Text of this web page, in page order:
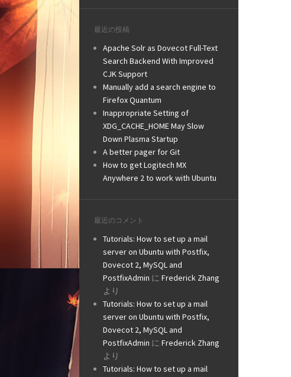
最近の投稿
Apache Solr as Dovecot Full-Text
Search Backend With Improved
CJK Support
Manually add a search engine to
Firefox Quantum
Inappropriate Setting of
XDG_CACHE_HOME May Slow
Down Plasma Startup
A better pager for Git
How to get Logitech MX
Anywhere 2 to work with Ubuntu
最近のコメント
Tutorials: How to set up a mail
server on Ubuntu with Postfix,
Dovecot 2, MySQL and
PostfixAdmin にFrederick Zhang
より
Tutorials: How to set up a mail
server on Ubuntu with Postfix,
Dovecot 2, MySQL and
PostfixAdmin にFrederick Zhang
より
Tutorials: How to set up a mail